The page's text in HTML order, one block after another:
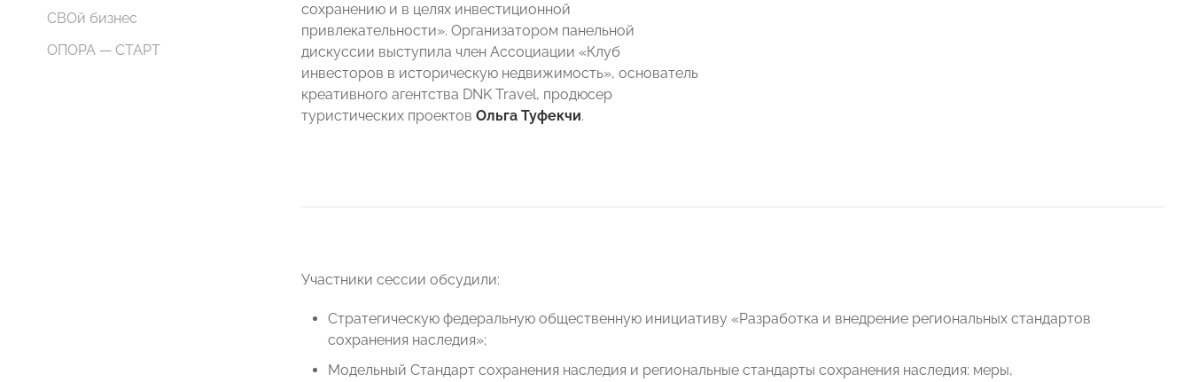
СВОй бизнес
ОПОРА — СТАРТ
сохранению и в целях инвестиционной
привлекательности». Организатором панельной
дискуссии выступила член Ассоциации «Клуб
инвесторов в историческую недвижимость», основатель
креативного агентства DNK Travel, продюсер
туристических проектов Ольга Туфекчи.
Участники сессии обсудили:
Стратегическую федеральную общественную инициативу «Разработка и внедрение региональных стандартов
сохранения наследия»;
Модельный Стандарт сохранения наследия и региональные стандарты сохранения наследия: меры,